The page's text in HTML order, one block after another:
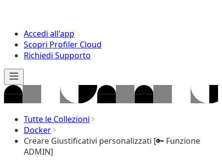
Accedi all'app
Scopri Profiler Cloud
Richiedi Supporto
Tutte le Collezioni
Docker
Creare Giustificativi personalizzati [🔑 Funzione
ADMIN]